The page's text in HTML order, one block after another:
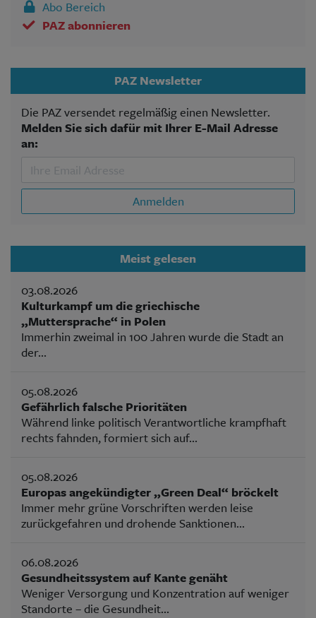
Abo Bereich
PAZ abonnieren
PAZ Newsletter
Die PAZ versendet regelmäßig einen Newsletter.
Melden Sie sich dafür mit Ihrer E-Mail Adresse
an:
Anmelden
Meist gelesen
03.08.2026
Kulturkampf um die griechische
„Muttersprache“ in Polen
Immerhin zweimal in 100 Jahren wurde die Stadt an
der...
05.08.2026
Gefährlich falsche Prioritäten
Während linke politisch Verantwortliche krampfhaft
rechts fahnden, formiert sich auf...
05.08.2026
Europas angekündigter „Green Deal“ bröckelt
Immer mehr grüne Vorschriften werden leise
zurückgefahren und drohende Sanktionen...
06.08.2026
Gesundheitssystem auf Kante genäht
Weniger Versorgung und Konzentration auf weniger
Standorte – die Gesundheit...